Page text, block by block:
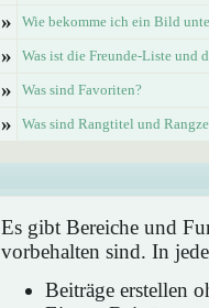
» Wie bekomme ich ein Bild
» Was ist die Freunde-Liste und
» Was sind Favoriten?
» Was sind Rangtitel und
Es gibt Bereiche und
vorbehalten sind. In
Beiträge erstellen